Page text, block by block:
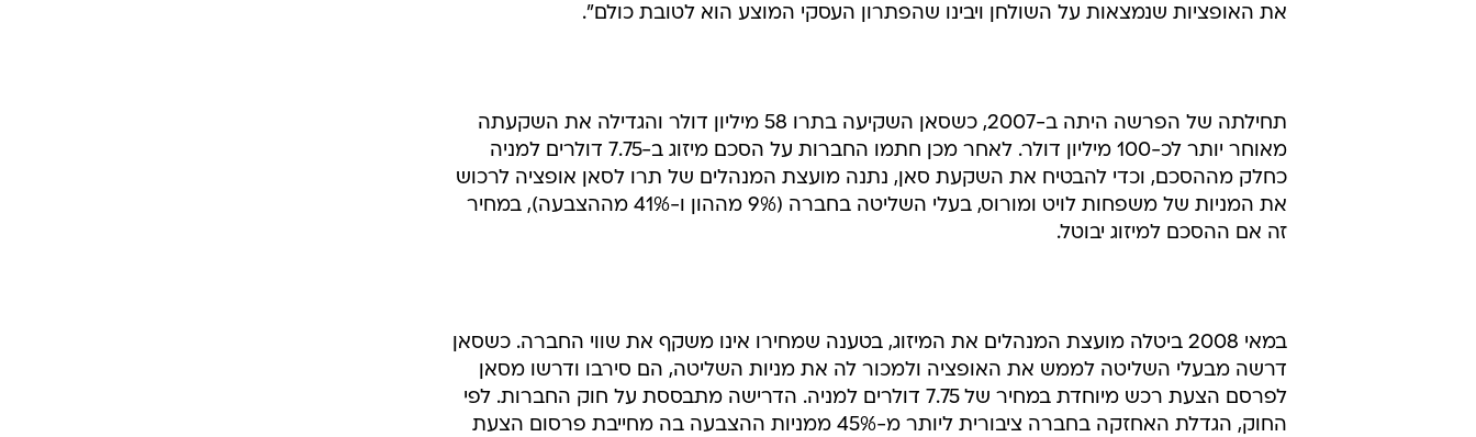
את האופציות שנמצאות על השולחן ויבינו שהפתרון העסקי המוצע הוא לטובת כולם".
תחילתה של הפרשה היתה ב-2007, כשסאן השקיעה בתרו 58 מיליון דולר והגדילה את השקעתה
מאוחר יותר לכ-100 מיליון דולר. לאחר מכן חתמו החברות על הסכם מיזוג ב-7.75 דולרים למניה
כחלק מההסכם, וכדי להבטיח את השקעת סאן, נתנה מועצת המנהלים של תרו לסאן אופציה לרכוש
את המניות של משפחות לויט ומורוס, בעלי השליטה בחברה (9% מההון ו-41% מההצבעה), במחיר
זה אם ההסכם למיזוג יבוטל.
במאי 2008 ביטלה מועצת המנהלים את המיזוג, בטענה שמחירו אינו משקף את שווי החברה. כשסאן
דרשה מבעלי השליטה לממש את האופציה ולמכור לה את מניות השליטה, הם סירבו ודרשו מסאן
לפרסם הצעת רכש מיוחדת במחיר של 7.75 דולרים למניה. הדרישה מתבססת על חוק החברות. לפי
החוק, הגדלת האחזקה בחברה ציבורית ליותר מ-45% ממניות ההצבעה בה מחייבת פרסום הצעת